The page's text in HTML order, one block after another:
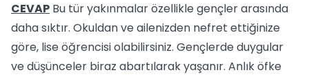
CEVAP Bu tür yakınmalar özellikle gençler arasında
daha sıktır. Okuldan ve ailenizden nefret ettiğinize
göre, lise öğrencisi olabilirsiniz. Gençlerde duygular
ve düşünceler biraz abartılarak yaşanır. Anlık öfke